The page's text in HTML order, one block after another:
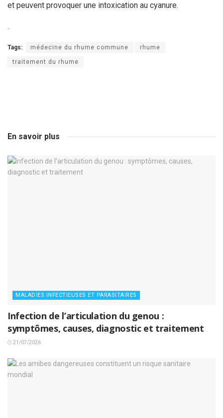
et peuvent provoquer une intoxication au cyanure.
.
Tags: médecine du rhume commune rhume
traitement du rhume
En savoir plus
MALADIES INFECTIEUSES ET PARASITAIRES
Infection de l’articulation du genou :
symptômes, causes, diagnostic et traitement
21/07/2026